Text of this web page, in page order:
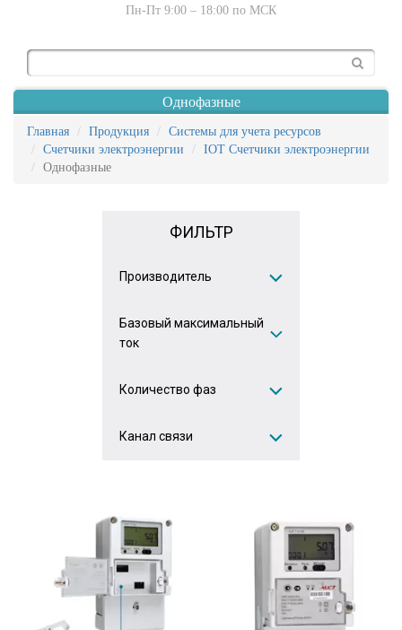
Пн-Пт 9:00 – 18:00 по МСК
Однофазные
Главная Продукция
Системы для учета ресурсов
Счетчики электроэнергии
IOT Счетчики электроэнергии
Однофазные
ФИЛЬТР
Производитель
EKF(2)
Базовый максимальный
ток
5(60)А (8)
Количество фаз
Однофазный
Канал связи
4G(2)
Ethernet
LoRaWAN